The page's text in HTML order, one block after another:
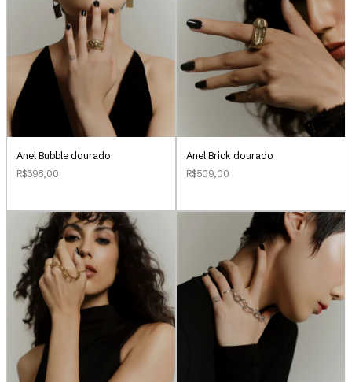
Anel Bubble dourado
R$398,00
Anel Brick dourado
R$509,00